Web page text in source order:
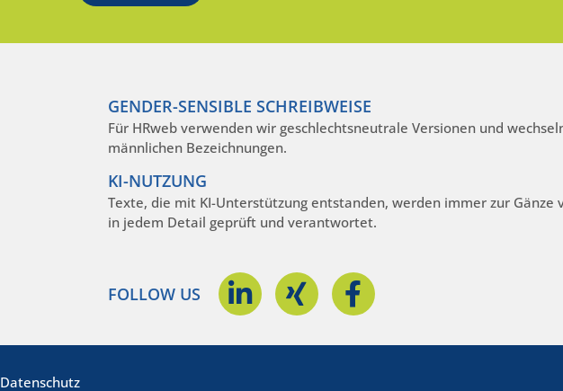
GENDER-SENSIBLE SCHREIBWEISE
Für HRweb verwenden wir geschlechtsneutrale Versionen und
männlichen Bezeichnungen.
KI-NUTZUNG
Texte, die mit KI-Unterstützung entstanden, werden immer zur Gänze
in jedem Detail geprüft und verantwortet.
FOLLOW US
Datenschutz